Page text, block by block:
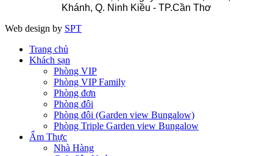
Khánh, Q. Ninh Kiều - TP.Cần Thơ
Web design by SPT
Trang chủ
Khách sạn
Phòng VIP
Phòng VIP Family
Phòng đơn
Phòng đôi
Phòng đôi (Garden view Bungalow)
Phòng Triple Garden view Bungalow
Ẩm Thực
Nhà Hàng